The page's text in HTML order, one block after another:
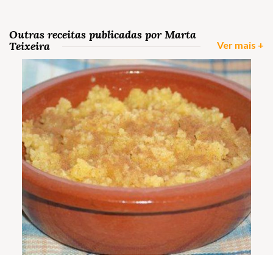
Outras receitas publicadas por Marta
Teixeira
Ver mais +